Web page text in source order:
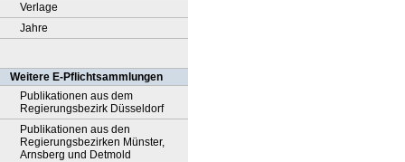
Verlage
Jahre
Weitere E-Pflichtsammlungen
Publikationen aus dem
Regierungsbezirk Düsseldorf
Publikationen aus den
Regierungsbezirken Münster,
Arnsberg und Detmold